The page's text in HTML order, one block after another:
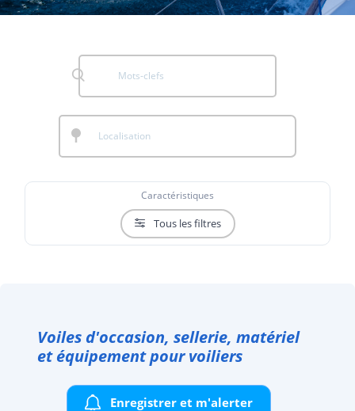
Caractéristiques
Tous les filtres
Voiles d'occasion, sellerie, matériel
et équipement pour voiliers
Enregistrer et m'alerter